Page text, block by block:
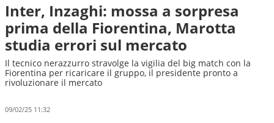
Inter, Inzaghi: mossa a sorpresa
prima della Fiorentina, Marotta
studia errori sul mercato
Il tecnico nerazzurro stravolge la vigilia del big match con la
Fiorentina per ricaricare il gruppo, il presidente pronto a
rivoluzionare il mercato
09/02/25 11:32